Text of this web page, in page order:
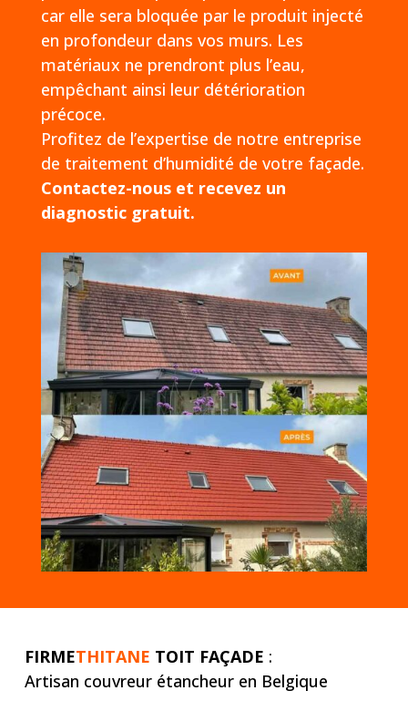
car elle sera bloquée par le produit injecté
en profondeur dans vos murs. Les
matériaux ne prendront plus l’eau,
empêchant ainsi leur détérioration
précoce.
Profitez de l’expertise de notre entreprise
de traitement d’humidité de votre façade.
Contactez-nous et recevez un
diagnostic gratuit.
FIRMETHITANE TOIT FAÇADE :
Artisan couvreur étancheur en Belgique